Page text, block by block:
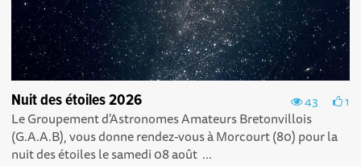
43 1
Nuit des étoiles 2026
Le Groupement d'Astronomes Amateurs Bretonvillois
(G.A.A.B), vous donne rendez-vous à Morcourt (80) pour la
nuit des étoiles le samedi 08 août ...